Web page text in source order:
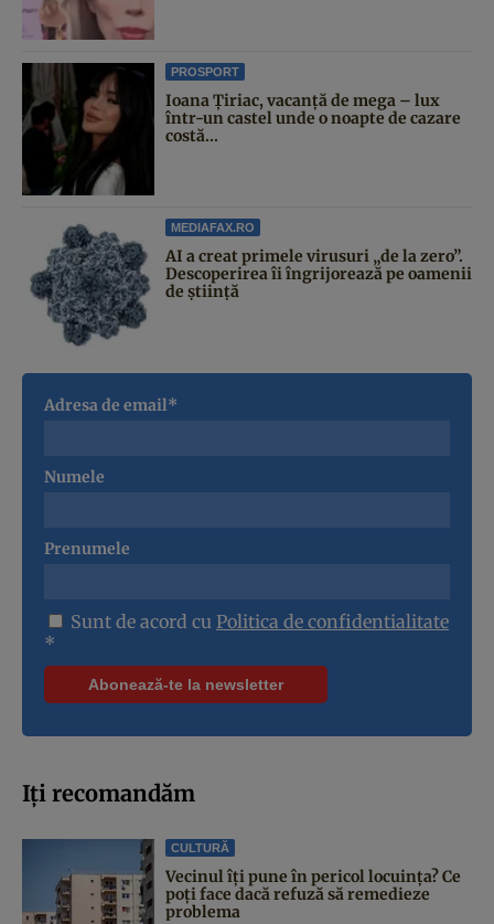
PROSPORT
Ioana Țiriac, vacanță de mega – lux
într-un castel unde o noapte de cazare
costă...
MEDIAFAX.RO
AI a creat primele virusuri „de la zero”.
Descoperirea îi îngrijorează pe oamenii
de știință
Adresa de email*
Numele
Prenumele
Sunt de acord cu Politica de confidentialitate
*
Iți recomandăm
CULTURĂ
Vecinul îți pune în pericol locuința? Ce
poți face dacă refuză să remedieze
problema